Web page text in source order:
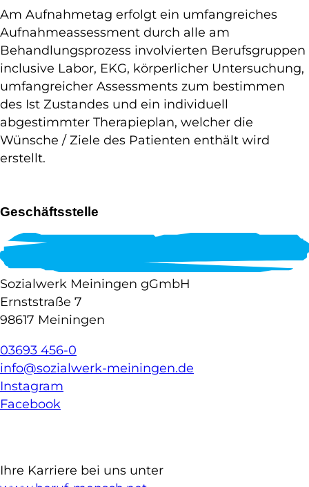
Am Aufnahmetag erfolgt ein umfangreiches
Aufnahmeassessment durch alle am
Behandlungsprozess involvierten Berufsgruppen
inclusive Labor, EKG, körperlicher Untersuchung,
umfangreicher Assessments zum bestimmen
des Ist Zustandes und ein individuell
abgestimmter Therapieplan, welcher die
Wünsche / Ziele des Patienten enthält wird
erstellt.
Geschäftsstelle
Sozialwerk Meiningen gGmbH
Ernststraße 7
98617 Meiningen
03693 456-0
info@sozialwerk-meiningen.de
Instagram
Facebook
Ihre Karriere bei uns unter